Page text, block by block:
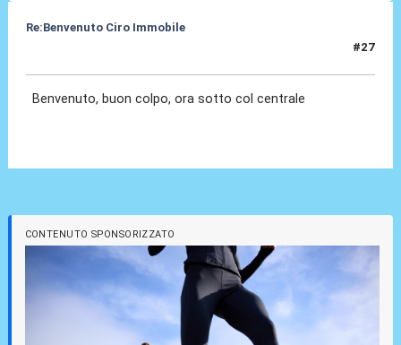
Re:Benvenuto Ciro Immobile
#27
Benvenuto, buon colpo, ora sotto col centrale
CONTENUTO SPONSORIZZATO